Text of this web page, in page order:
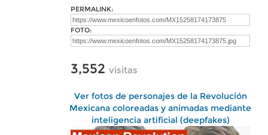
PERMALINK:
FOTO:
3,552 visitas
Ver fotos de personajes de la Revolución
Mexicana coloreadas y animadas mediante
inteligencia artificial (deepfakes)